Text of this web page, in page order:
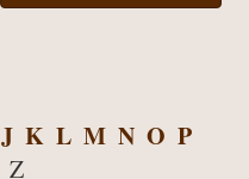
J K L M N O P
Z